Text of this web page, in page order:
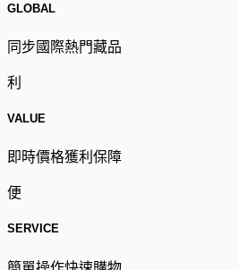
GLOBAL
同步國際熱門藏品
利
VALUE
即時價格獲利保障
便
SERVICE